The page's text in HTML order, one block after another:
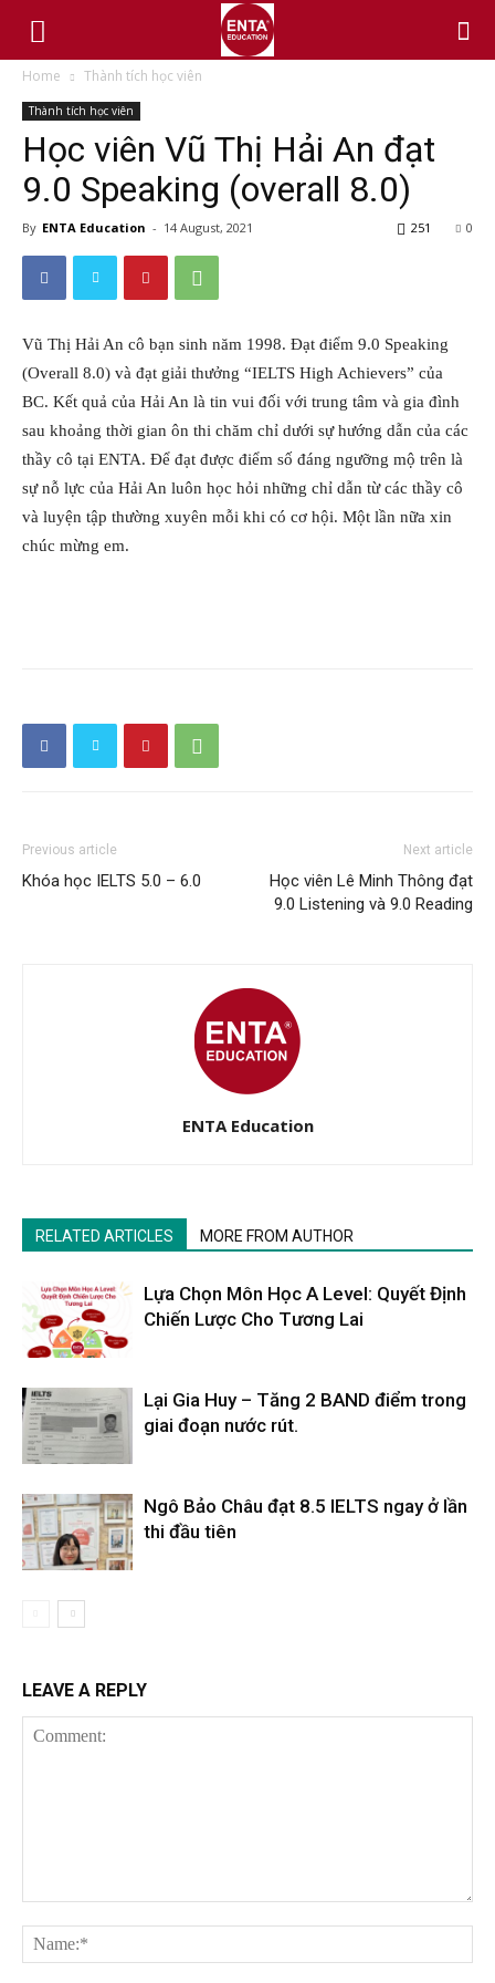
Home Thành tích học viên
Thành tích học viên
Học viên Vũ Thị Hải An đạt
9.0 Speaking (overall 8.0)
By ENTA Education - 14 August, 2021 0
251
Vũ Thị Hải An cô bạn sinh năm 1998. Đạt điểm 9.0 Speaking
(Overall 8.0) và đạt giải thưởng “IELTS High Achievers” của
BC. Kết quả của Hải An là tin vui đối với trung tâm và gia đình
sau khoảng thời gian ôn thi chăm chỉ dưới sự hướng dẫn của các
thầy cô tại ENTA. Để đạt được điểm số đáng ngưỡng mộ trên là
sự nỗ lực của Hải An luôn học hỏi những chỉ dẫn từ các thầy cô
và luyện tập thường xuyên mỗi khi có cơ hội. Một lần nữa xin
chúc mừng em.
Previous article
Khóa học IELTS 5.0 – 6.0
Next article
Học viên Lê Minh Thông đạt
9.0 Listening và 9.0 Reading
ENTA Education
RELATED ARTICLES MORE FROM AUTHOR
Lựa Chọn Môn Học A Level: Quyết Định
Chiến Lược Cho Tương Lai
Lại Gia Huy – Tăng 2 BAND điểm trong
giai đoạn nước rút.
Ngô Bảo Châu đạt 8.5 IELTS ngay ở lần
thi đầu tiên
LEAVE A REPLY